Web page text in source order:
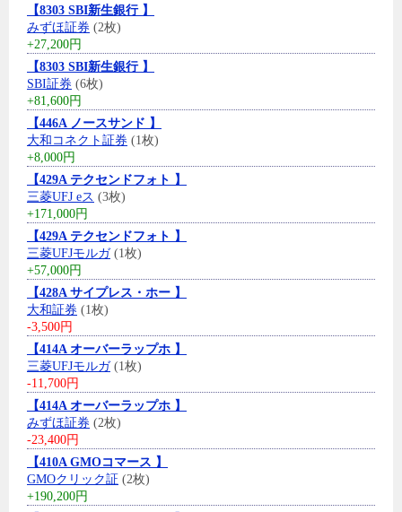
【8303 SBI新生銀行 】
みずほ証券 (2枚)
+27,200円
【8303 SBI新生銀行 】
SBI証券 (6枚)
+81,600円
【446A ノースサンド 】
大和コネクト証券 (1枚)
+8,000円
【429A テクセンドフォト 】
三菱UFJ eス (3枚)
+171,000円
【429A テクセンドフォト 】
三菱UFJモルガ(1枚)
+57,000円
【428A サイプレス・ホー 】
大和証券 (1枚)
-3,500円
【414A オーバーラップホ 】
三菱UFJモルガ(1枚)
-11,700円
【414A オーバーラップホ 】
みずほ証券 (2枚)
-23,400円
【410A GMOコマース 】
GMOクリック証 (2枚)
+190,200円